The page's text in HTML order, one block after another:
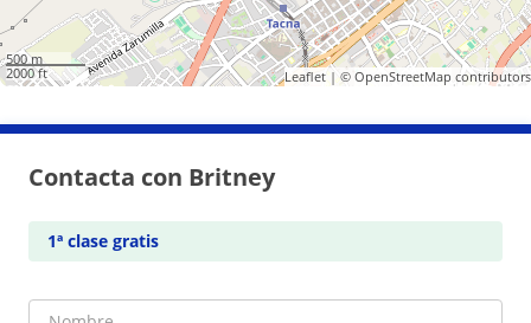
500 m
2000 ft
Leaflet| © OpenStreetMap contributors
Contacta con Britney
1ª clase gratis